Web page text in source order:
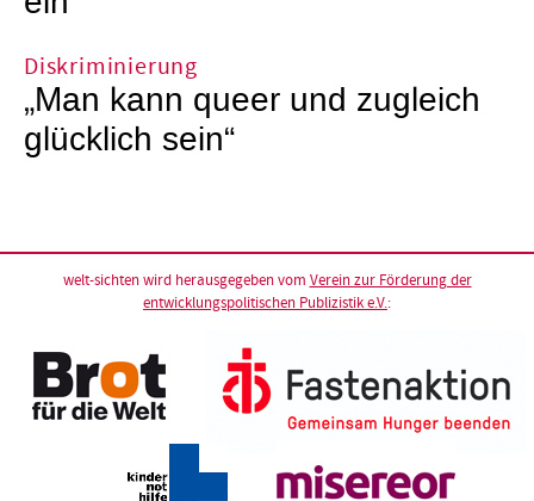
Diskriminierung
„Man kann queer und zugleich
glücklich sein“
welt-sichten wird herausgegeben vom Verein zur Förderung der
entwicklungspolitischen Publizistik e.V.: